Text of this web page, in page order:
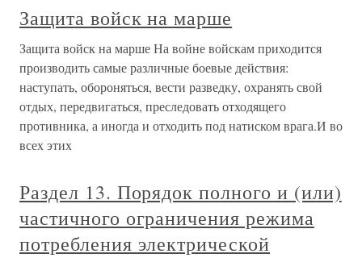
Защита войск на марше
Защита войск на марше На войне войскам приходится
производить самые различные боевые действия:
наступать, обороняться, вести разведку, охранять свой
отдых, передвигаться, преследовать отходящего
противника, а иногда и отходить под натиском врага.И во
всех этих
Раздел 13. Порядок полного и (или)
частичного ограничения режима
потребления электрической